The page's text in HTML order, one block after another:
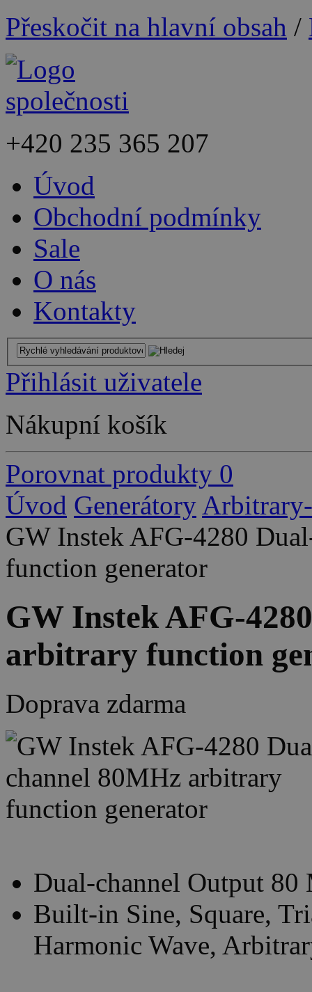
Přeskočit na hlavní obsah /
+420 235 365 207
Úvod
Obchodní podmínky
Sale
O nás
Kontakty
Přihlásit uživatele
Nákupní košík
Porovnat produkty 0
Úvod Generátory
GW Instek AFG-4280
function generator
GW Instek AFG-
arbitrary function
Doprava zdarma
Dual-channel Output 80
Built-in Sine, Square,
Harmonic Wave,